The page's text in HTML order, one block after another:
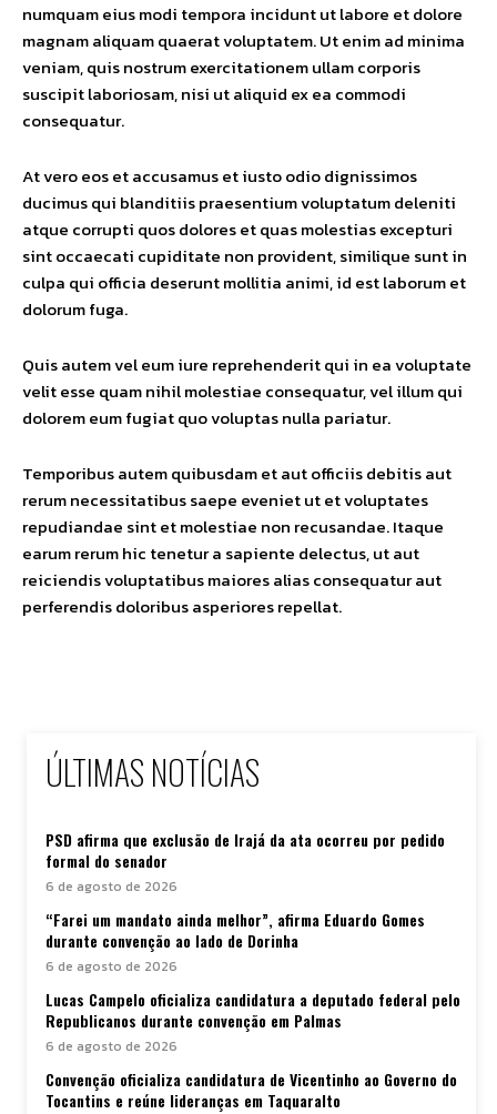
numquam eius modi tempora incidunt ut labore et dolore
magnam aliquam quaerat voluptatem. Ut enim ad minima
veniam, quis nostrum exercitationem ullam corporis
suscipit laboriosam, nisi ut aliquid ex ea commodi
consequatur.
At vero eos et accusamus et iusto odio dignissimos
ducimus qui blanditiis praesentium voluptatum deleniti
atque corrupti quos dolores et quas molestias excepturi
sint occaecati cupiditate non provident, similique sunt in
culpa qui officia deserunt mollitia animi, id est laborum et
dolorum fuga.
Quis autem vel eum iure reprehenderit qui in ea voluptate
velit esse quam nihil molestiae consequatur, vel illum qui
dolorem eum fugiat quo voluptas nulla pariatur.
Temporibus autem quibusdam et aut officiis debitis aut
rerum necessitatibus saepe eveniet ut et voluptates
repudiandae sint et molestiae non recusandae. Itaque
earum rerum hic tenetur a sapiente delectus, ut aut
reiciendis voluptatibus maiores alias consequatur aut
perferendis doloribus asperiores repellat.
ÚLTIMAS NOTÍCIAS
PSD afirma que exclusão de Irajá da ata ocorreu por pedido
formal do senador
6 de agosto de 2026
“Farei um mandato ainda melhor”, afirma Eduardo Gomes
durante convenção ao lado de Dorinha
6 de agosto de 2026
Lucas Campelo oficializa candidatura a deputado federal pelo
Republicanos durante convenção em Palmas
6 de agosto de 2026
Convenção oficializa candidatura de Vicentinho ao Governo do
Tocantins e reúne lideranças em Taquaralto